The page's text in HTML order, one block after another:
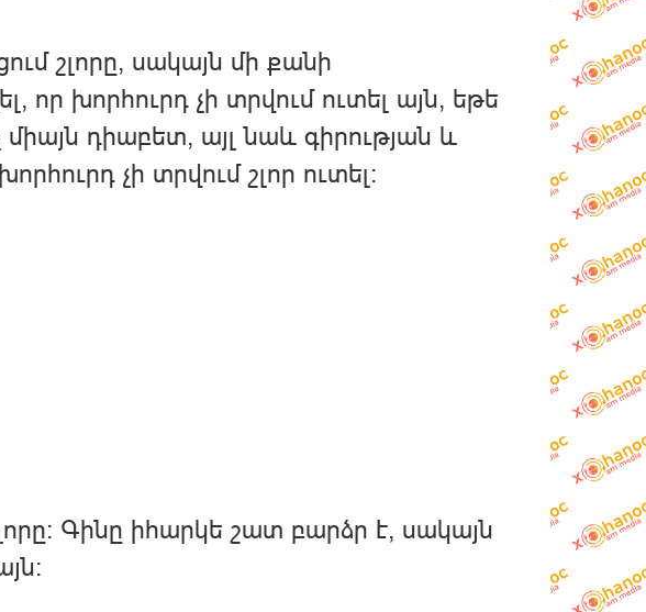
շլորը, սակայն մի քանի
որ խորհուրդ չի տրվում ուտել այն, եթե
դիաբետ, այլ նաև գիրության և
չի տրվում շլոր ուտել։
Գինը իհարկե շատ բարձր է, սակայն